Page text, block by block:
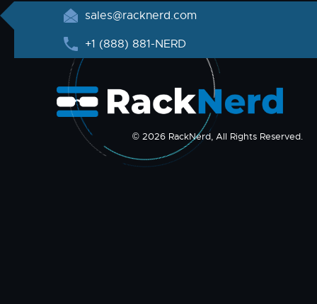
sales@racknerd.com
+1 (888) 881-NERD
© 2026 RackNerd, All Rights Reserved.